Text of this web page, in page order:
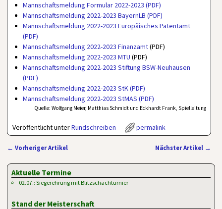
Mannschaftsmeldung Formular 2022-2023 (PDF)
Mannschaftsmeldung 2022-2023 BayernLB (PDF)
Mannschaftsmeldung 2022-2023 Europäisches Patentamt
(PDF)
Mannschaftsmeldung 2022-2023 Finanzamt(PDF)
Mannschaftsmeldung 2022-2023 MTU (PDF)
Mannschaftsmeldung 2022-2023 Stiftung BSW-Neuhausen
(PDF)
Mannschaftsmeldung 2022-2023 StK (PDF)
Mannschaftsmeldung 2022-2023 StMAS (PDF)
Quelle: Wolfgang Meier, Matthias Schmidt und Eckhardt Frank, Spielleitung
Veröffentlicht unterRundschreiben permalink
← Vorheriger Artikel Nächster Artikel →
Aktuelle Termine
02.07.: Siegerehrung mit Blitzschachturnier
Stand der Meisterschaft